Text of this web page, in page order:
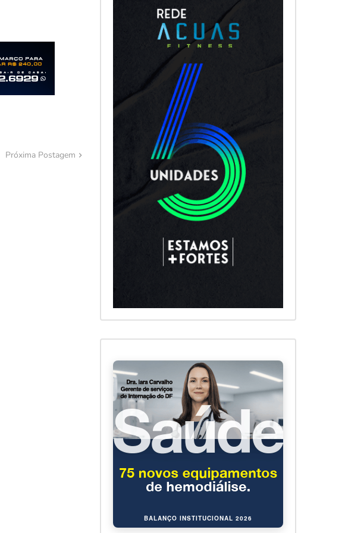
Próxima Postagem
BALANÇO INSTITUCIONAL 2026